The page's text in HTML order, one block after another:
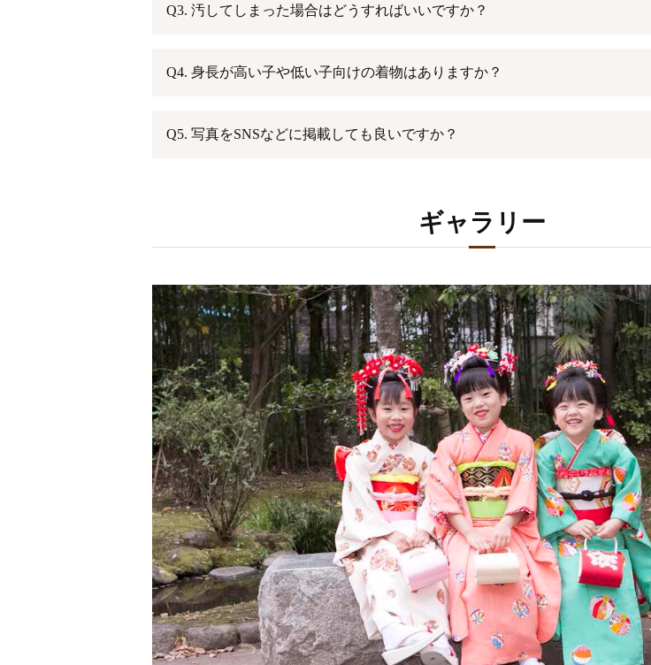
Q3. 汚してしまった場合はどうすればいいですか？
Q4. 身長が高い子や低い子向けの着物はありますか？
Q5. 写真をSNSなどに掲載しても良いですか？
ギャラリー